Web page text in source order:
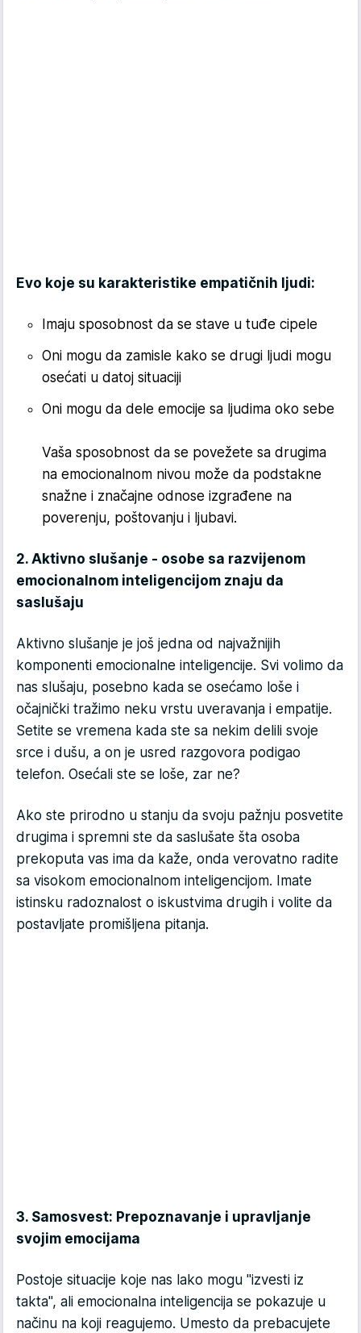
Evo koje su karakteristike empatičnih ljudi:
Imaju sposobnost da se stave u tuđe cipele
Oni mogu da zamisle kako se drugi ljudi mogu
osećati u datoj situaciji
Oni mogu da dele emocije sa ljudima oko sebe
Vaša sposobnost da se povežete sa drugima
na emocionalnom nivou može da podstakne
snažne i značajne odnose izgrađene na
poverenju, poštovanju i ljubavi.
2. Aktivno slušanje - osobe sa razvijenom
emocionalnom inteligencijom znaju da
saslušaju
Aktivno slušanje je još jedna od najvažnijih
komponenti emocionalne inteligencije. Svi volimo da
nas slušaju, posebno kada se osećamo loše i
očajnički tražimo neku vrstu uveravanja i empatije.
Setite se vremena kada ste sa nekim delili svoje
srce i dušu, a on je usred razgovora podigao
telefon. Osećali ste se loše, zar ne?
Ako ste prirodno u stanju da svoju pažnju posvetite
drugima i spremni ste da saslušate šta osoba
prekoputa vas ima da kaže, onda verovatno radite
sa visokom emocionalnom inteligencijom. Imate
istinsku radoznalost o iskustvima drugih i volite da
postavljate promišljena pitanja.
3. Samosvest: Prepoznavanje i upravljanje
svojim emocijama
Postoje situacije koje nas lako mogu "izvesti iz
takta", ali emocionalna inteligencija se pokazuje u
načinu na koji reagujemo. Umesto da prebacujete